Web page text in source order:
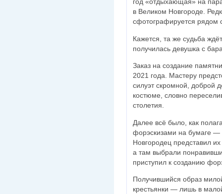
год «отдыхающая» на
в Великом Новгороде.
сфотографируется рядом
Кажется, та же судьба
получилась девушка с
Заказ на создание
2021 года. Мастеру
силуэт скромной, доброй
костюме, словно
столетия.
Далее всё было, как
форэскизами на бумаге
Новгородец представил
а там выбрали
приступил к созданию
Получившийся образ
крестьянки — лишь в